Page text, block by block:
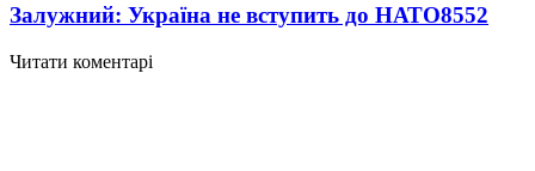
Залужний: Україна не вступить до НАТО8552
Читати коментарі